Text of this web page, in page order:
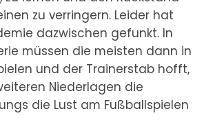
zu verringern. Leider hat
dazwischen gefunkt. In
müssen die meisten dann in
und der Trainerstab hofft,
Niederlagen die
die Lust am Fußballspielen